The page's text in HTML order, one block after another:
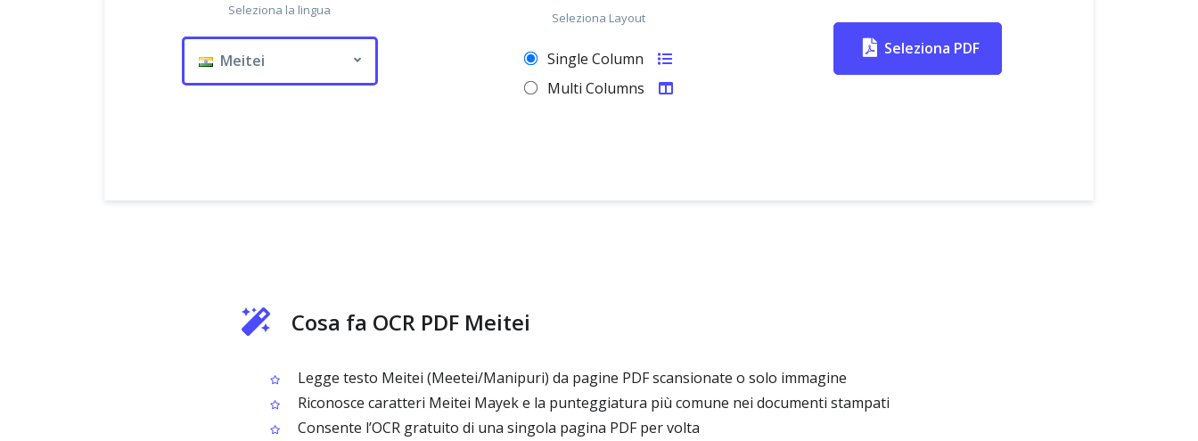
Seleziona la lingua
Meitei
Seleziona Layout
Single Column
Multi Columns
Seleziona PDF
Cosa fa OCR PDF Meitei
Legge testo Meitei (Meetei/Manipuri) da pagine PDF scansionate o solo immagine
Riconosce caratteri Meitei Mayek e la punteggiatura più comune nei documenti stampati
Consente l’OCR gratuito di una singola pagina PDF per volta